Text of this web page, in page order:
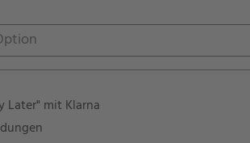
Later" mit Klarna